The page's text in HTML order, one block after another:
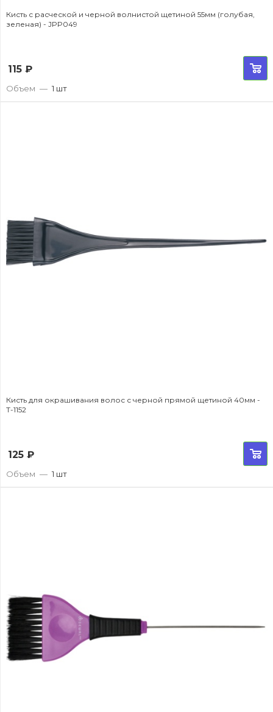
Кисть с расческой и черной волнистой щетиной 55мм (голубая,
зеленая) - JPP049
115 ₽
Объем — 1 шт
Кисть для окрашивания волос с черной прямой щетиной 40мм -
T-1152
125 ₽
Объем — 1 шт